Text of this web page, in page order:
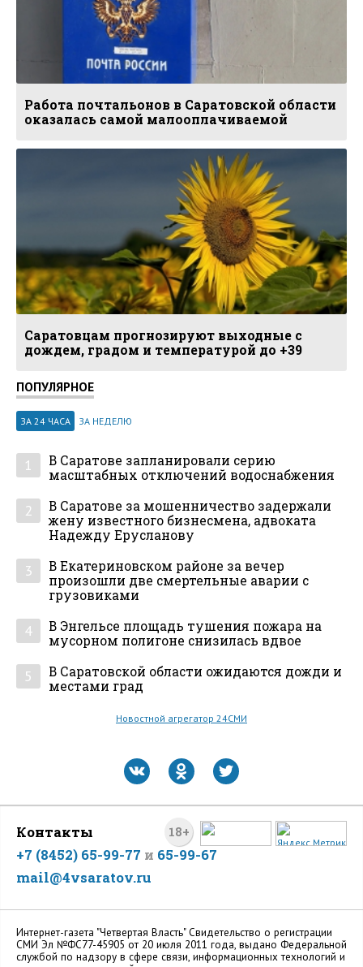
Работа почтальонов в Саратовской области
оказалась самой малооплачиваемой
Саратовцам прогнозируют выходные с
дождем, градом и температурой до +39
ПОПУЛЯРНОЕ
ЗА 24 ЧАСА ЗА НЕДЕЛЮ
1
В Саратове запланировали серию
масштабных отключений водоснабжения
2
В Саратове за мошенничество задержали
жену известного бизнесмена, адвоката
Надежду Ерусланову
3
В Екатериновском районе за вечер
произошли две смертельные аварии с
грузовиками
4
В Энгельсе площадь тушения пожара на
мусорном полигоне снизилась вдвое
5
В Саратовской области ожидаются дожди и
местами град
Новостной агрегатор 24СМИ
18+
Контакты
+7 (8452) 65-99-77 и 65-99-67
mail@4vsaratov.ru
Интернет-газета "Четвертая Власть" Cвидетельство о регистрации
СМИ Эл №ФС77-45905 от 20 июля 2011 года, выдано Федеральной
службой по надзору в сфере связи, информационных технологий и